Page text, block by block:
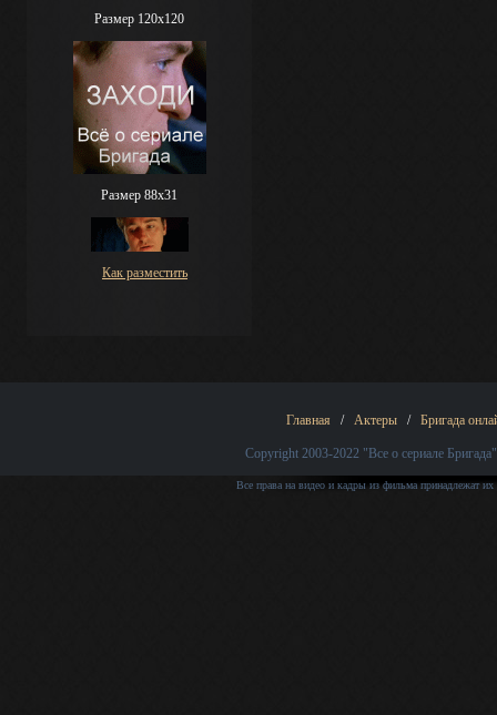
Размер 120x120
Размер 88х31
Как разместить
Главная / Актеры / Бригада
Copyright 2003-2022 "Все о сериале Бригада"
Все права на видео и кадры из фильма принадлежат